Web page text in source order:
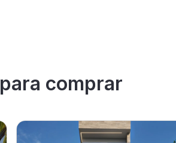
para comprar